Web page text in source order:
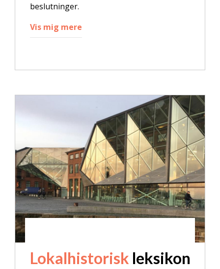
beslutninger.
Vis mig mere
Lokalhistorisk leksikon